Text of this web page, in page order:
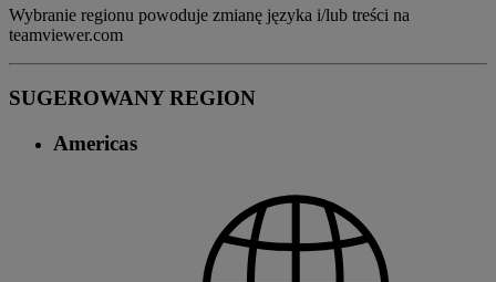
Wybranie regionu powoduje zmianę języka i/lub treści na
teamviewer.com
SUGEROWANY REGION
Americas